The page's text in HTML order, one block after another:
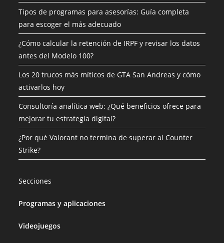
Tipos de programas para asesorías: Guía completa
para escoger el más adecuado
¿Cómo calcular la retención de IRPF y revisar los datos
antes del Modelo 100?
Los 20 trucos más míticos de GTA San Andreas y cómo
activarlos hoy
Consultoría analítica web: ¿Qué beneficios ofrece para
mejorar tu estrategia digital?
¿Por qué Valorant no termina de superar al Counter
Strike?
Secciones
Programas y aplicaciones
Videojuegos